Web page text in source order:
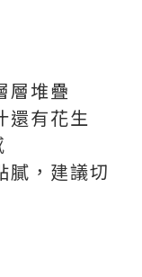
層堆疊
還有花生
膩，建議切